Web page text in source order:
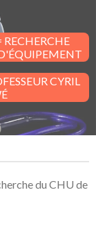
RECHERCHE
CYRIL
du CHU de